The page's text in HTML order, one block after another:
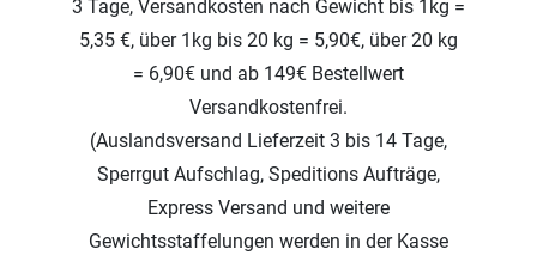
3 Tage, Versandkosten nach Gewicht bis 1kg =
5,35 €, über 1kg bis 20 kg = 5,90€, über 20 kg
= 6,90€ und ab 149€ Bestellwert
Versandkostenfrei.
(Auslandsversand Lieferzeit 3 bis 14 Tage,
Sperrgut Aufschlag, Speditions Aufträge,
Express Versand und weitere
Gewichtsstaffelungen werden in der Kasse